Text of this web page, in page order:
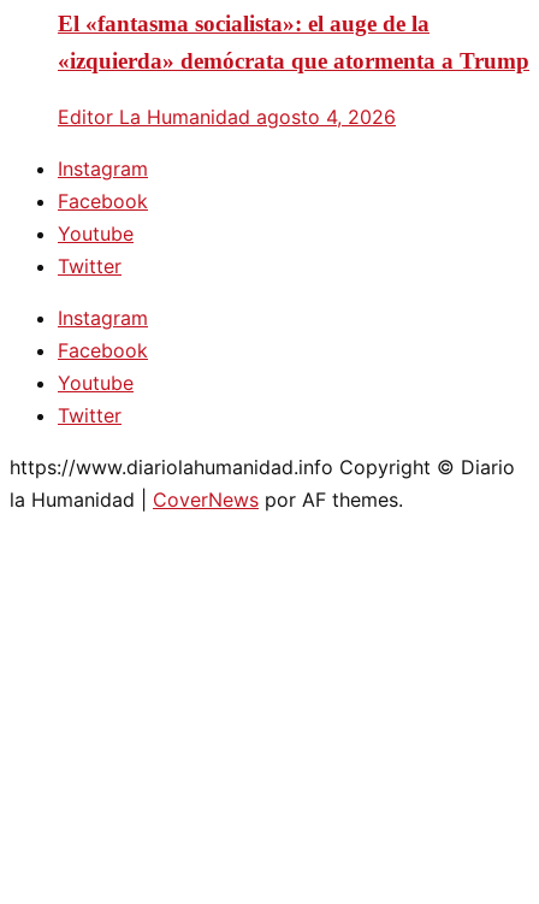
El «fantasma socialista»: el auge de la
«izquierda» demócrata que atormenta a Trump
Editor La Humanidad agosto 4, 2026
Instagram
Facebook
Youtube
Twitter
Instagram
Facebook
Youtube
Twitter
https://www.diariolahumanidad.info Copyright © Diario
la Humanidad
CoverNews por AF themes.